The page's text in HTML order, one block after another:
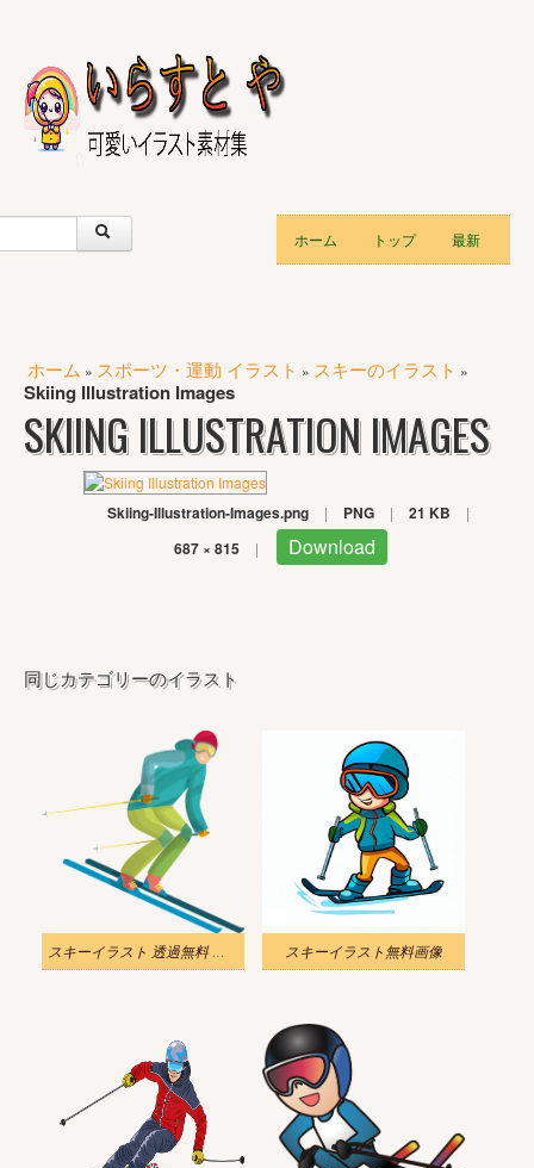
ホーム トップ 最新
ホーム » スポーツ・運動 イラスト » スキーのイラスト »
Skiing Illustration Images
SKIING ILLUSTRATION IMAGES
Skiing-Illustration-Images.png | PNG | 21 KB |
687 × 815 | Download
同じカテゴリーのイラスト
スキーイラスト 透過無料 無料 スキーイラスト無料画像